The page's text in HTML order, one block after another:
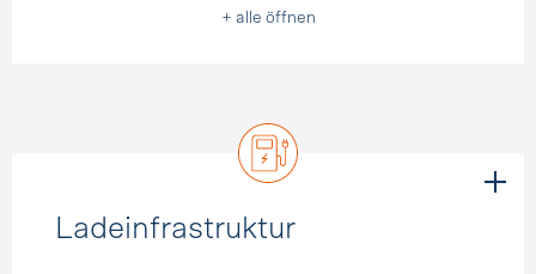
+ alle öffnen
Ladeinfrastruktur